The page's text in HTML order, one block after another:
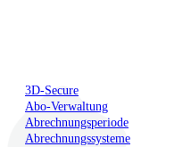
3D-Secure
Abo-Verwaltung
Abrechnungsperiode
Abrechnungssysteme